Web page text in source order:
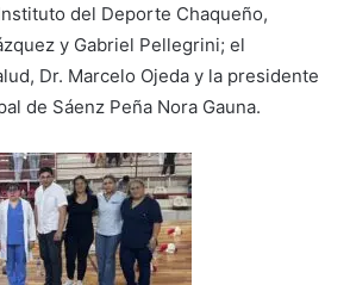
del Deporte Chaqueño,
y Gabriel Pellegrini; el
Dr. Marcelo Ojeda y la presidente
de Sáenz Peña Nora Gauna.